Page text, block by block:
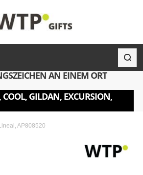
AN EINEM ORT
GILDAN, EXCURSION,
AP808520